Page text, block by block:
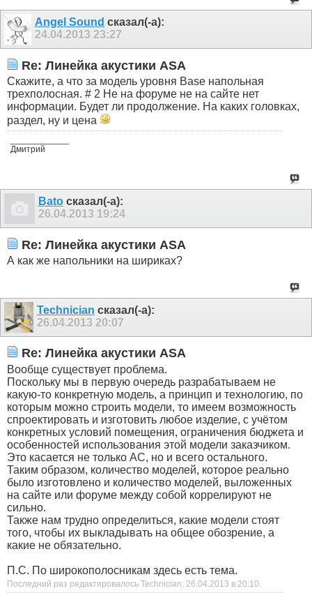
Angel Sound сказал(-а):
24.04.2013 23:27
Re: Линейка акустики ASA
Скажите, а что за модель уровня Bаse напольная
трехполосная. # 2 Не на форуме не на сайте нет
информации. Будет ли продолжение. На каких головках,
раздел, ну и цена
Дмитрий
Bato сказал(-а):
26.04.2013 19:24
Re: Линейка акустики ASA
А как же напольники на шириках?
Technician сказал(-а):
26.04.2013 20:07
Re: Линейка акустики ASA
Вообще существует проблема.
Поскольку мы в первую очередь разрабатываем не
какую-то конкретную модель, а принцип и технологию, по
которым можно строить модели, то имеем возможность
спроектировать и изготовить любое изделие, с учётом
конкретных условий помещения, ограничения бюджета и
особенностей использования этой модели заказчиком.
Это касается не только АС, но и всего остального.
Таким образом, количество моделей, которое реально
было изготовлено и количество моделей, выложенных
на сайте или форуме между собой коррелируют не
сильно.
Также нам трудно определиться, какие модели стоят
того, чтобы их выкладывать на общее обозрение, а
какие не обязательно.
П.С. По широкополосникам здесь есть тема.
Последний раз редактировалось Technician; 26.04.2013 в 20:10.